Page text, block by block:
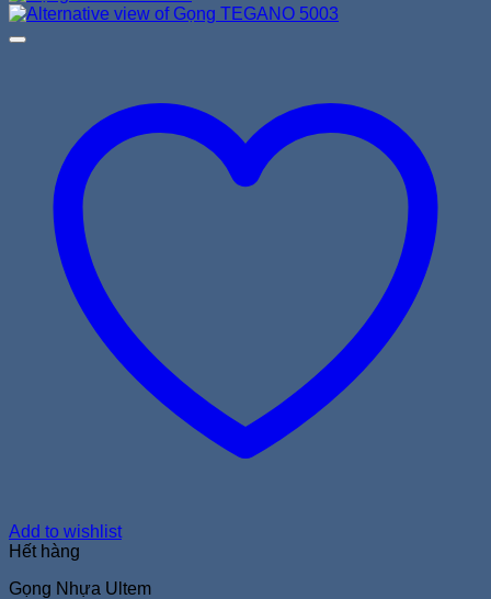
Add to wishlist
Hết hàng
Gọng Nhựa Ultem